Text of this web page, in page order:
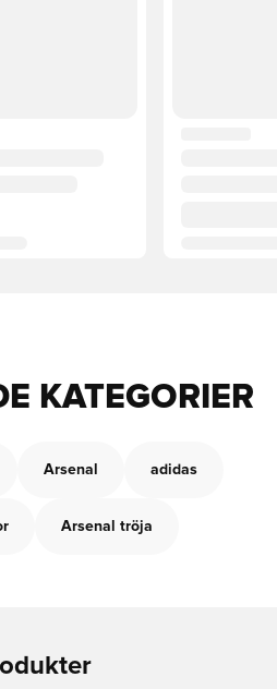
KATEGORIER
Arsenal adidas
Arsenal tröja